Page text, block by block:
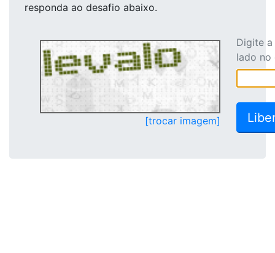
responda ao desafio abaixo.
[trocar imagem]
Digite
lado no